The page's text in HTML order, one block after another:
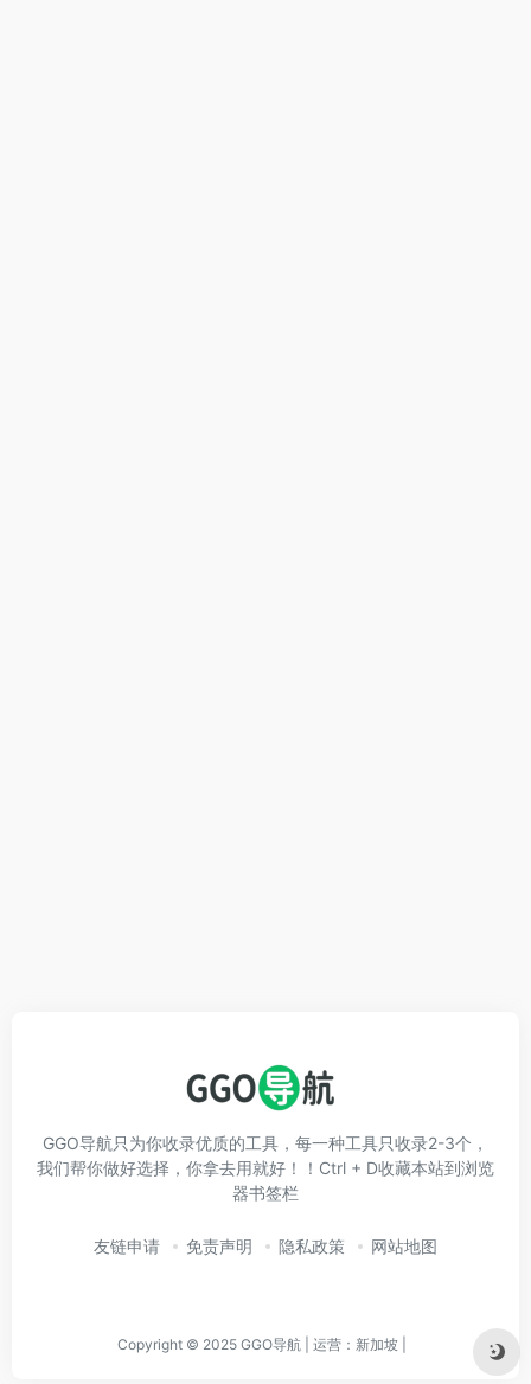
GGO导航只为你收录优质的工具，每一种工具只收录2-3个，
我们帮你做好选择，你拿去用就好！！Ctrl + D收藏本站到浏览
器书签栏
友链申请 免责声明 隐私政策 网站地图
Copyright © 2025 GGO导航 | 运营：新加坡 |